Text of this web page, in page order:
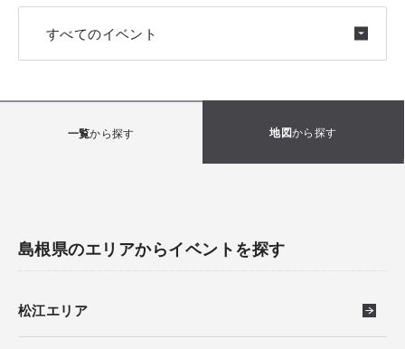
すべてのイベント
一覧から探す 地図から探す
島根県のエリアからイベントを探す
松江エリア